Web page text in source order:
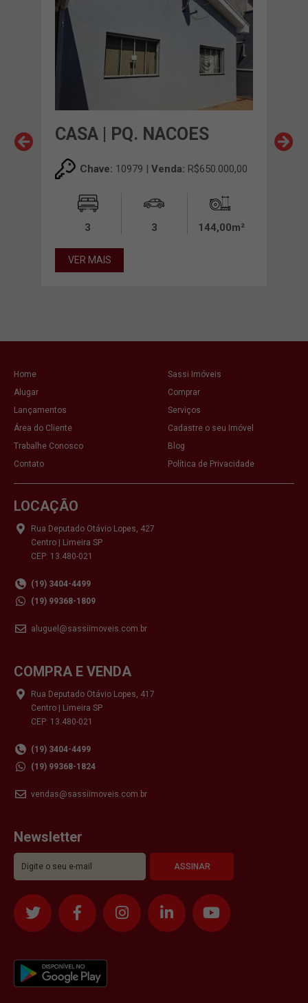
CASA | PQ. NACOES
Chave: 10979 | Venda: R$650.000,00
3 3 144,00m²
VER MAIS
Home
Sassi Imóveis
Alugar
Comprar
Lançamentos
Serviços
Área do Cliente
Cadastre o seu Imóvel
Trabalhe Conosco
Blog
Contato
Política de Privacidade
LOCAÇÃO
Rua Deputado Otávio Lopes, 427
Centro | Limeira SP
CEP: 13.480-021
(19) 3404-4499
(19) 99368-1809
aluguel@sassiimoveis.com.br
COMPRA E VENDA
Rua Deputado Otávio Lopes, 417
Centro | Limeira SP
CEP: 13.480-021
(19) 3404-4499
(19) 99368-1824
vendas@sassiimoveis.com.br
Newsletter